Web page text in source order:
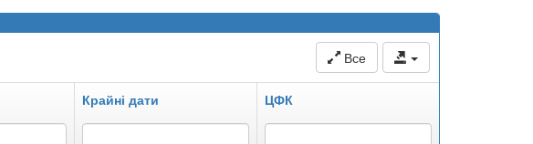
Все
Крайні дати ЦФК